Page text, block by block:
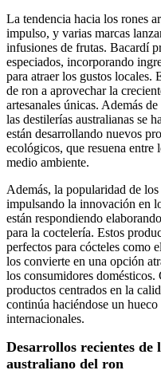
La tendencia hacia los rones
impulso, y varias marcas
infusiones de frutas. Bacardí
especiados, incorporando
para atraer los gustos locales.
de ron a aprovechar la
artesanales únicas. Además
las destilerías australianas se
están desarrollando nuevos
ecológicos, que resuena entre
medio ambiente.
Además, la popularidad de los
impulsando la innovación en
están respondiendo
para la coctelería. Estos
perfectos para cócteles como
los convierte en una opción
los consumidores
productos centrados en la
continúa haciéndose un
internacionales.
Desarrollos recientes de
australiano del ron